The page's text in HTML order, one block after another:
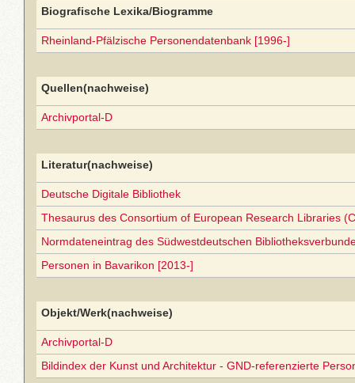
Biografische Lexika/Biogramme
Rheinland-Pfälzische Personendatenbank [1996-]
Quellen(nachweise)
Archivportal-D
Literatur(nachweise)
Deutsche Digitale Bibliothek
Thesaurus des Consortium of European Research Libraries
Normdateneintrag des Südwestdeutschen
Personen in Bavarikon [2013-]
Objekt/Werk(nachweise)
Archivportal-D
Bildindex der Kunst und Architektur - GND-referenzierte